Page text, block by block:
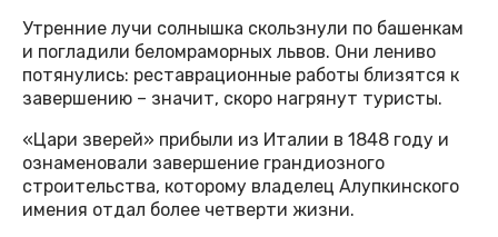
Утренние лучи солнышка скользнули по башенкам
и погладили беломраморных львов. Они лениво
потянулись: реставрационные работы близятся к
завершению – значит, скоро нагрянут туристы.
«Цари зверей» прибыли из Италии в 1848 году и
ознаменовали завершение грандиозного
строительства, которому владелец Алупкинского
имения отдал более четверти жизни.